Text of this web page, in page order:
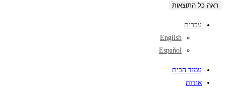
ראה כל התוצאות
עברית
English
Español
עמוד הבית
אודות